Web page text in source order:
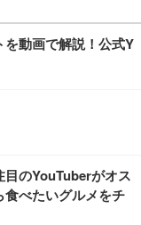
を動画で解説！公式Y
目のYouTuberがオス
べたいグルメをチ